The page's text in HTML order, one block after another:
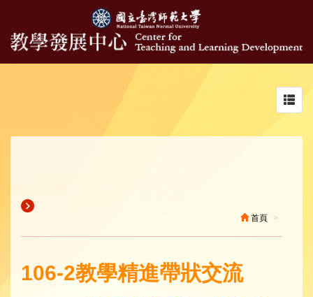
首頁
106-2教學精進帶狀交流